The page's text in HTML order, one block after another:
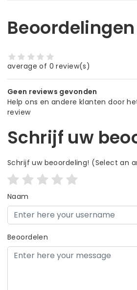
Beoordelingen
average of 0 review(s)
Geen reviews gevonden
Help ons en andere klanten door
review
Schrijf uw
Schrijf uw beoordeling! (Select an
Naam
Beoordelen